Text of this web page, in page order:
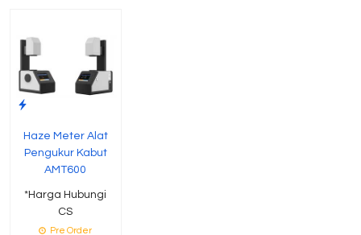
Haze Meter Alat
Pengukur Kabut
AMT600
*Harga Hubungi
CS
Pre Order